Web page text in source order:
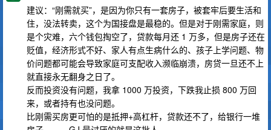
建议：“刚需就买”，是因为你只有一套房子，被套牢后要生活和
住，没法转卖，这个为国接盘是最稳的。但是对于刚需家庭，则
是个灾难，六个钱包掏空了，贷款每月还 1 万多，但是房子还在
贬值，经济形式不好、家人有点生病什么的、孩子上学问题、物
价问题都可能会导致家庭可支配收入濒临崩溃，房贷一旦还不上
就直接永无翻身之日了。
反而投资没有问题，我拿 1000 万投资，下跌我止损 800 万回
来，或者持有也没问题。
比刚需买房更可怕的是抵押+高杠杆，贷款还不了，给银行一堆